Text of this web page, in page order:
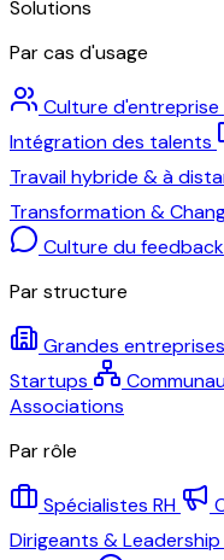
Solutions
Par cas d'usage
Culture d'entreprise
Intégration des talents
Travail hybride & à
Transformation &
Culture du feedback
Par structure
Grandes entreprises
Startups
Associations
Par rôle
Spécialistes RH
Dirigeants & Leadership